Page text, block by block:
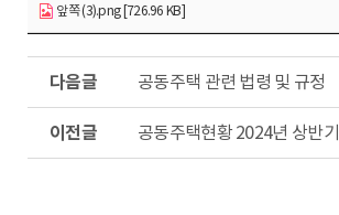
앞쪽 (3).png [726.96 KB]
글
공동주택 관련 법령 및 규정
글
공동주택현황 2024년 상반기